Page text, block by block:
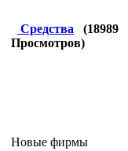
Средства (18989
Просмотров)
Новые фирмы